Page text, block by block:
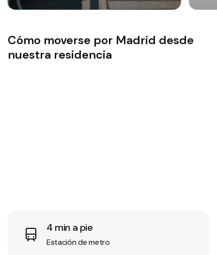
Cómo moverse por Madrid desde
nuestra residencia
4 min a pie
Estación de metro